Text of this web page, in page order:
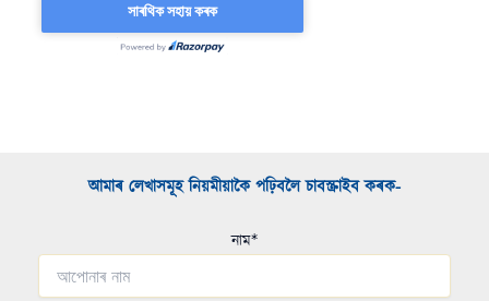
আমাৰ লেখাসমূহ নিয়মীয়াকৈ পঢ়িবলৈ চাবস্ক্ৰাইব কৰক-​
নাম*